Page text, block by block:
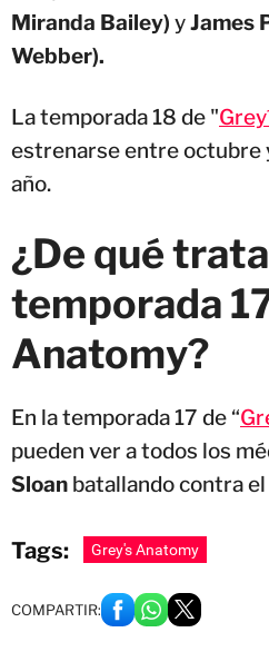
Miranda Bailey) yJames
Webber).
La temporada 18 de "
estrenarse entre octubre
año.
¿De qué
temporada
Anatomy?
En la temporada 17 de “
pueden ver a todos los
Sloan batallando contra
Tags: Grey's Anatomy
COMPARTIR: